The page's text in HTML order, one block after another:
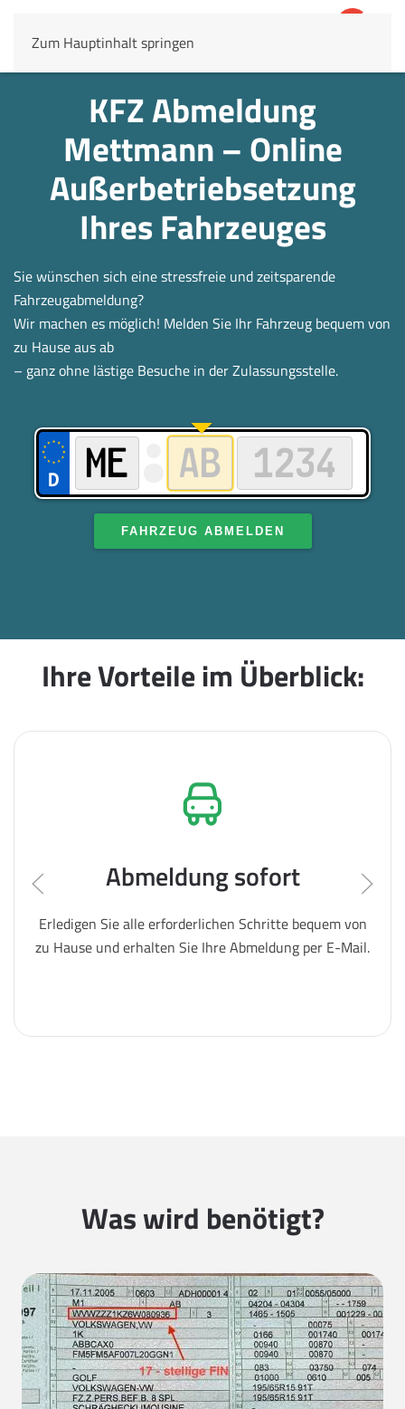
Zum Hauptinhalt springen
KFZ Abmeldung
Mettmann – Online
Außerbetrieb­setzung
Ihres Fahrzeuges
Sie wünschen sich eine stressfreie und zeitsparende
Fahrzeugabmeldung?
Wir machen es möglich! Melden Sie Ihr Fahrzeug bequem von
zu Hause aus ab
– ganz ohne lästige Besuche in der Zulassungsstelle.
FAHRZEUG ABMELDEN
Ihre Vorteile im Überblick:
Abmeldung sofort
Erledigen Sie alle erforderlichen Schritte bequem von
zu Hause und erhalten Sie Ihre Abmeldung per E-Mail.
Was wird benötigt?